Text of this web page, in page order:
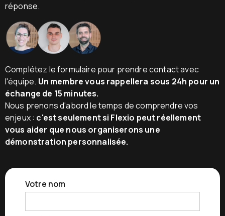
réponse.
Complétez le formulaire pour prendre contact avec
l'équipe. Un membre vous rappellera sous 24h pour un
échange de 15 minutes.
Nous prenons d'abord le temps de comprendre vos
enjeux : c'est seulement si Flexio peut réellement
vous aider que nous organiserons une
démonstration personnalisée.
Votre nom